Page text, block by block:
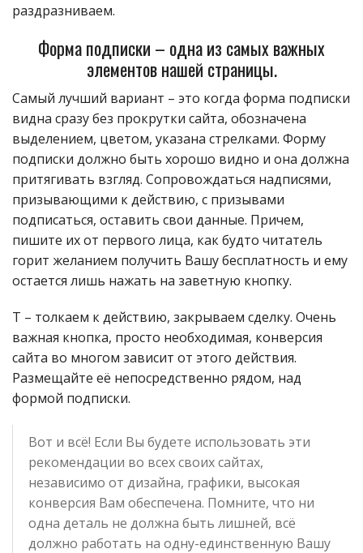
раздразниваем.
Форма подписки – одна из самых важных
элементов нашей страницы.
Самый лучший вариант – это когда форма подписки
видна сразу без прокрутки сайта, обозначена
выделением, цветом, указана стрелками. Форму
подписки должно быть хорошо видно и она должна
притягивать взгляд. Сопровождаться надписями,
призывающими к действию, с призывами
подписаться, оставить свои данные. Причем,
пишите их от первого лица, как будто читатель
горит желанием получить Вашу бесплатность и ему
остается лишь нажать на заветную кнопку.
Т – толкаем к действию, закрываем сделку. Очень
важная кнопка, просто необходимая, конверсия
сайта во многом зависит от этого действия.
Размещайте её непосредственно рядом, над
формой подписки.
Вот и всё! Если Вы будете использовать эти
рекомендации во всех своих сайтах,
независимо от дизайна, графики, высокая
конверсия Вам обеспечена. Помните, что ни
одна деталь не должна быть лишней, всё
должно работать на одну-единственную Вашу